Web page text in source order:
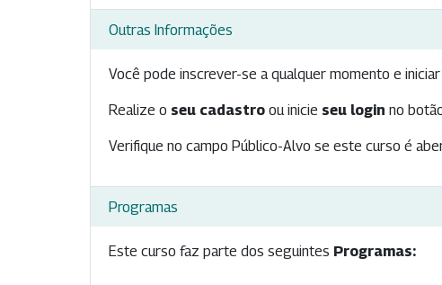
Outras Informações
Você pode inscrever-se a qualquer momento e
Realize o seu cadastro ou inicie seu login no
Verifique no campo Público-Alvo se este curso é
Programas
Este curso faz parte dos seguintes Programas: